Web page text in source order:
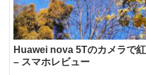
Huawei nova 5Tのカメラで紅葉を撮影
– スマホレビュー